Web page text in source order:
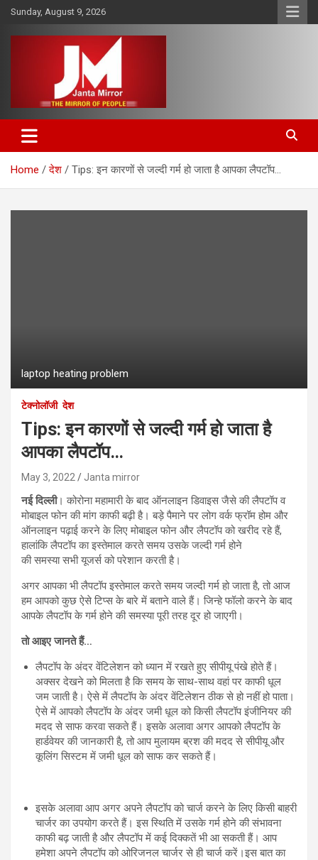
Skip
content
Sunday, August 9, 2026
Janta Mirror
Home देश Tips: इन कारणों से जल्दी गर्म हो जाता है आपका लैपटॉप…
laptop heating problem
टेक्नोलॉजी देश
Tips: इन कारणों से जल्दी गर्म हो जाता है
आपका लैपटॉप…
May 3, 2022 Janta mirror
नई दिल्ली। कोरोना महामारी के बाद ऑनलाइन डिवाइस जैसे की लैपटॉप व
मोबाइल फोन की मांग काफी बढ़ी है। बड़े पैमाने पर लोग वर्क फ्रॉम होम और
ऑनलाइन पढ़ाई करने के लिए मोबाइल फोन और लैपटॉप को खरीद रहे हैं,
हालांकि लैपटॉप का इस्तेमाल करते समय उसके जल्दी गर्म होने
की समस्या सभी यूजर्स को परेशान करती है।
अगर आपका भी लैपटॉप इस्तेमाल करते समय जल्दी गर्म हो जाता है, तो आज
हम आपको कुछ ऐसे टिप्स के बारे में बताने वाले हैं। जिन्‍हे फॉलो करने के बाद
आपके लैपटॉप के गर्म होने की समस्या पूरी तरह दूर हो जाएगी।
तो आइए जानते हैं…
लैपटॉप के अंदर वेंटिलेशन को ध्यान में रखते हुए सीपीयू पंखे होते हैं।
अक्सर देखने को मिलता है कि समय के साथ-साथ वहां पर काफी धूल
जम जाती है। ऐसे में लैपटॉप के अंदर वेंटिलेशन ठीक से हो नहीं हो पाता।
ऐसे में आपको लैपटॉप के अंदर जमी धूल को किसी लैपटॉप इंजीनियर की
मदद से साफ करवा सकते हैं। इसके अलावा अगर आपको लैपटॉप के
हार्डवेयर की जानकारी है, तो आप मुलायम ब्रश की मदद से सीपीयू और
कूलिंग सिस्टम में जमी धूल को साफ कर सकते हैं।
इसके अलावा आप अगर अपने लैपटॉप को चार्ज करने के लिए किसी बाहरी
चार्जर का उपयोग करते हैं। इस स्थिति में उसके गर्म होने की संभावना
काफी बढ़ जाती है और लैपटॉप में कई दिक्कतें भी आ सकती हैं। आप
हमेशा अपने लैपटॉप को ओरिजनल चार्जर से ही चार्ज करें।इस बात का